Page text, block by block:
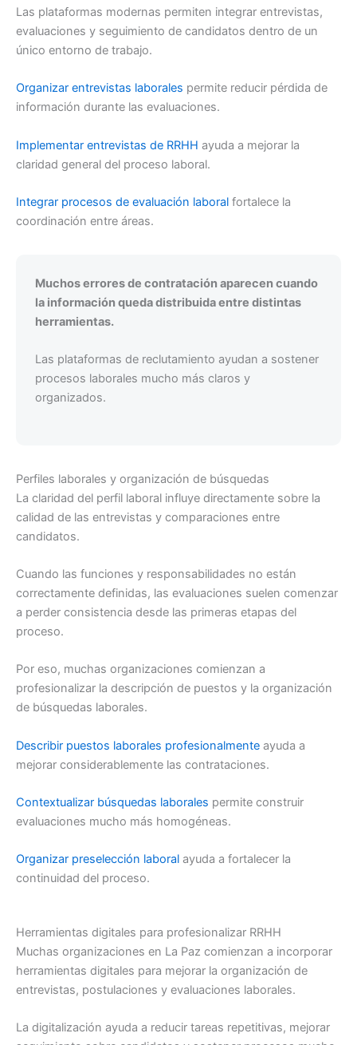
Las plataformas modernas permiten integrar entrevistas,
evaluaciones y seguimiento de candidatos dentro de un
único entorno de trabajo.
Organizar entrevistas laborales permite reducir pérdida de
información durante las evaluaciones.
Implementar entrevistas de RRHH ayuda a mejorar la
claridad general del proceso laboral.
Integrar procesos de evaluación laboral fortalece la
coordinación entre áreas.
Muchos errores de contratación aparecen cuando
la información queda distribuida entre distintas
herramientas.
Las plataformas de reclutamiento ayudan a sostener
procesos laborales mucho más claros y
organizados.
Perfiles laborales y organización de búsquedas
La claridad del perfil laboral influye directamente sobre la
calidad de las entrevistas y comparaciones entre
candidatos.
Cuando las funciones y responsabilidades no están
correctamente definidas, las evaluaciones suelen comenzar
a perder consistencia desde las primeras etapas del
proceso.
Por eso, muchas organizaciones comienzan a
profesionalizar la descripción de puestos y la organización
de búsquedas laborales.
Describir puestos laborales profesionalmente ayuda a
mejorar considerablemente las contrataciones.
Contextualizar búsquedas laborales permite construir
evaluaciones mucho más homogéneas.
Organizar preselección laboral ayuda a fortalecer la
continuidad del proceso.
Herramientas digitales para profesionalizar RRHH
Muchas organizaciones en La Paz comienzan a incorporar
herramientas digitales para mejorar la organización de
entrevistas, postulaciones y evaluaciones laborales.
La digitalización ayuda a reducir tareas repetitivas, mejorar